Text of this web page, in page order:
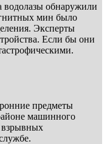
водолазы обнаружили
мин было
Эксперты
Если бы они
предметы
машинного